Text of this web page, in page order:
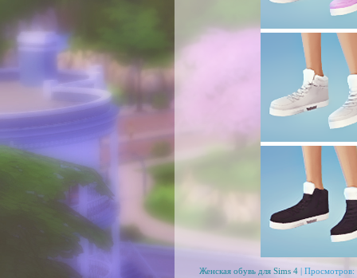
Женская обувь для Sims 4| Просмотров: